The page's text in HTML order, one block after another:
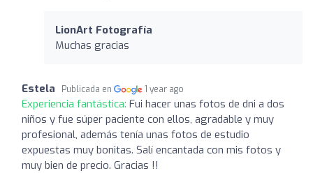
LionArt Fotografía
Muchas gracias
Estela Publicada en 1 year ago
Experiencia fantástica: Fui hacer unas fotos de dni a dos
niños y fue súper paciente con ellos, agradable y muy
profesional, además tenía unas fotos de estudio
expuestas muy bonitas. Salí encantada con mis fotos y
muy bien de precio. Gracias !!